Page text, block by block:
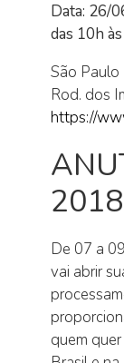
Data: 26/
das 10h
São Paulo
Rod. dos
https://
2018
De 07 a
vai abrir
quem